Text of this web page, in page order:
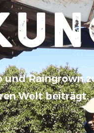
Raingrown
Welt beiträgt.